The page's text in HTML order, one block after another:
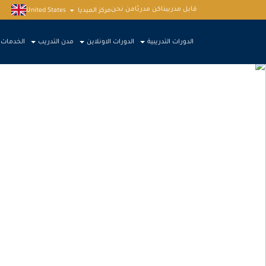
قابل مدربيناكن مدربًامن نحنمركز الميديا United States
الخدمات مدن التدريب الدورات الاونلاين الدورات التدريبية